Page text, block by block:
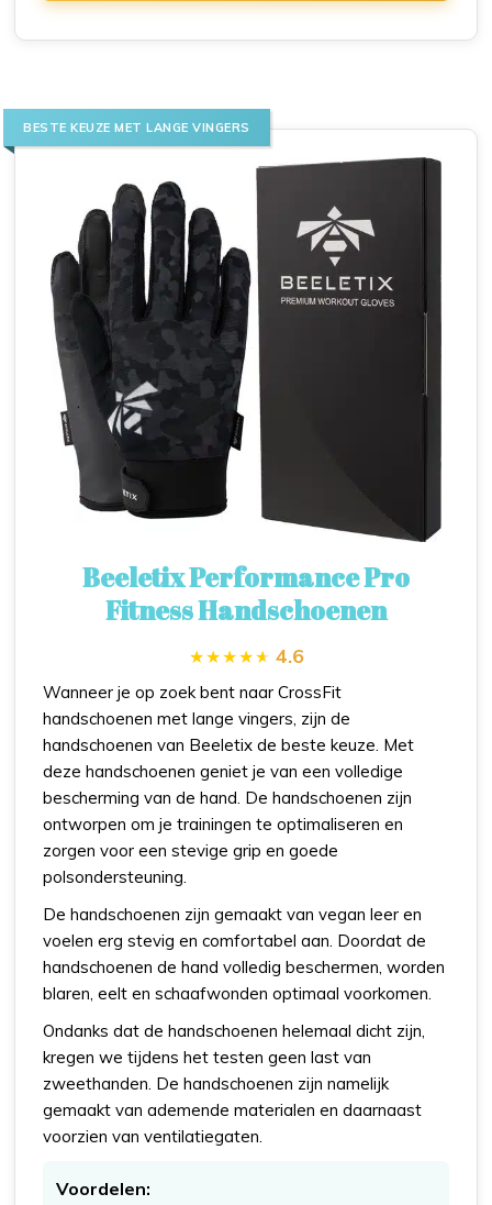
BESTE KEUZE MET LANGE VINGERS
Beeletix Performance Pro
Fitness Handschoenen
4.6
Wanneer je op zoek bent naar CrossFit
handschoenen met lange vingers, zijn de
handschoenen van Beeletix de beste keuze. Met
deze handschoenen geniet je van een volledige
bescherming van de hand. De handschoenen zijn
ontworpen om je trainingen te optimaliseren en
zorgen voor een stevige grip en goede
polsondersteuning.
De handschoenen zijn gemaakt van vegan leer en
voelen erg stevig en comfortabel aan. Doordat de
handschoenen de hand volledig beschermen, worden
blaren, eelt en schaafwonden optimaal voorkomen.
Ondanks dat de handschoenen helemaal dicht zijn,
kregen we tijdens het testen geen last van
zweethanden. De handschoenen zijn namelijk
gemaakt van ademende materialen en daarnaast
voorzien van ventilatiegaten.
Voordelen: